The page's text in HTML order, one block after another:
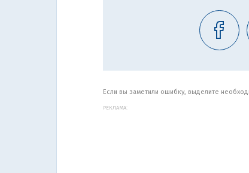
Если вы заметили ошибку, выделите
РЕКЛАМА: